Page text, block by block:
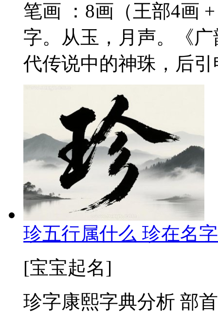
笔画 ：8画（王部4画
字。从玉，月声。《
代传说中的神珠，后
珍五行属什么 珍在名
[宝宝起名]
珍字康熙字典分析 部